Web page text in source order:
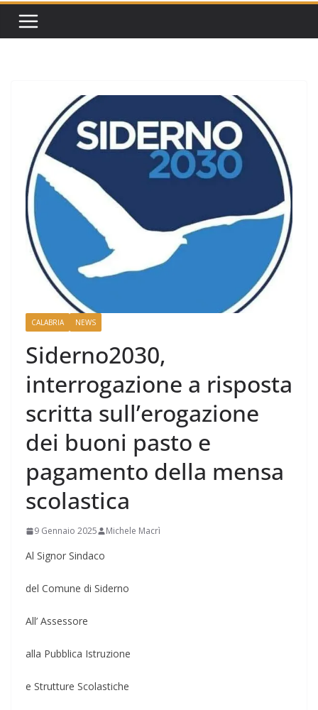
CALABRIA NEWS
Siderno2030,
interrogazione a risposta
scritta sull’erogazione
dei buoni pasto e
pagamento della mensa
scolastica
9 Gennaio 2025 Michele Macrì
Al Signor Sindaco
del Comune di Siderno
All’ Assessore
alla Pubblica Istruzione
e Strutture Scolastiche